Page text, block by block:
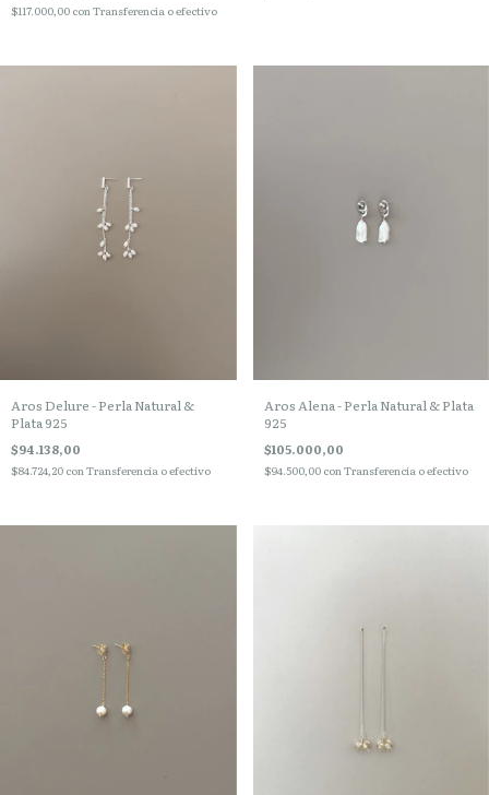
$117.000,00 con Transferencia o efectivo
Aros Delure - Perla Natural &
Plata 925
$94.138,00
$84.724,20 conTransferencia o efectivo
Aros Alena - Perla Natural & Plata
925
$105.000,00
$94.500,00 conTransferencia o efectivo